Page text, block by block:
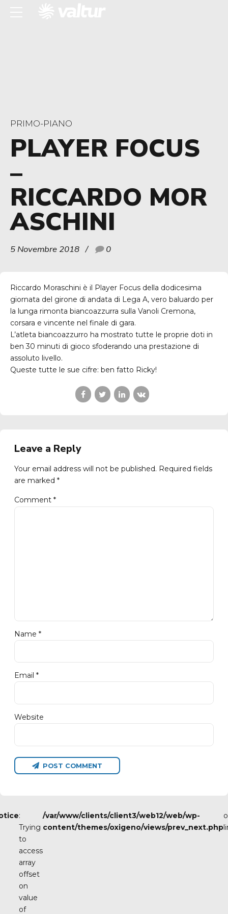
PRIMO-PIANO
PLAYER FOCUS
–
RICCARDO MOR
ASCHINI
5 Novembre 2018 0
Riccardo Moraschini è il Player Focus della dodicesima
giornata del girone di andata di Lega A, vero baluardo per
la lunga rimonta biancoazzurra sulla Vanoli Cremona,
corsara e vincente nel finale di gara.
L’atleta biancoazzurro ha mostrato tutte le proprie doti in
ben 30 minuti di gioco sfoderando una prestazione di
assoluto livello.
Queste tutte le sue cifre: ben fatto Ricky!
Leave a Reply
Your email address will not be published. Required fields
are marked *
Comment *
Name *
Email *
Website
POST COMMENT
:
Trying
to
access
array
offset
on
value
of
/var/www/clients/client3/web12/web/wp-
content/themes/oxigeno/views/prev_next.php